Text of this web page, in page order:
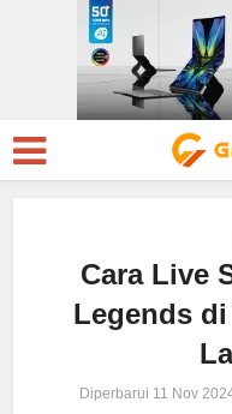
Cara Live
Legends
Diperbarui 11 Nov